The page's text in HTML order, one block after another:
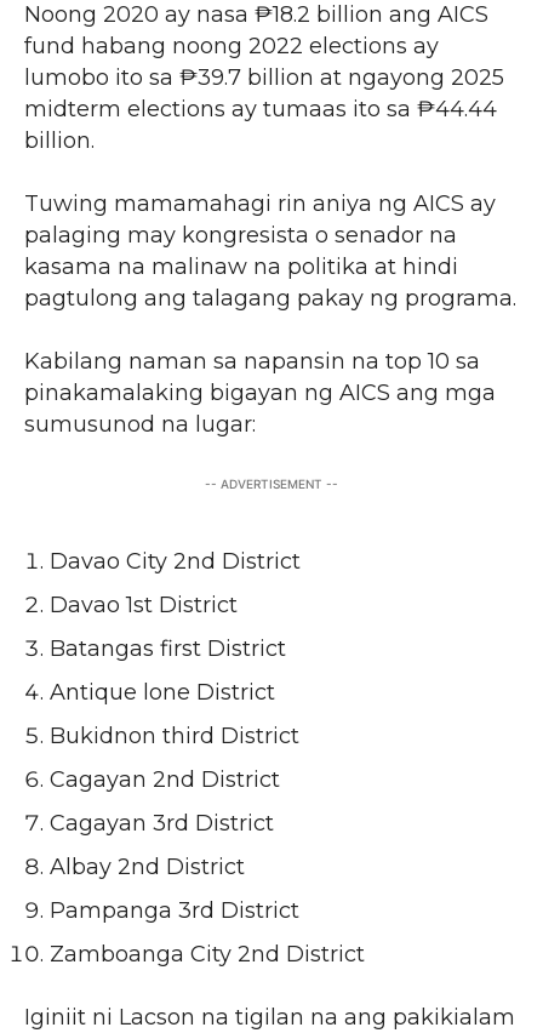
Noong 2020 ay nasa ₱18.2 billion ang AICS
fund habang noong 2022 elections ay
lumobo ito sa ₱39.7 billion at ngayong 2025
midterm elections ay tumaas ito sa ₱44.44
billion.
Tuwing mamamahagi rin aniya ng AICS ay
palaging may kongresista o senador na
kasama na malinaw na politika at hindi
pagtulong ang talagang pakay ng programa.
Kabilang naman sa napansin na top 10 sa
pinakamalaking bigayan ng AICS ang mga
sumusunod na lugar:
-- ADVERTISEMENT --
Davao City 2nd District
Davao 1st District
Batangas first District
Antique lone District
Bukidnon third District
Cagayan 2nd District
Cagayan 3rd District
Albay 2nd District
Pampanga 3rd District
Zamboanga City 2nd District
Iginiit ni Lacson na tigilan na ang pakikialam